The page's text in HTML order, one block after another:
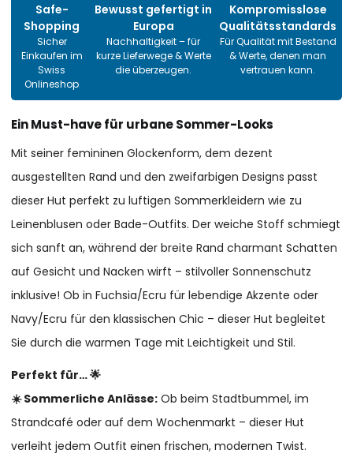
Safe-
Shopping
Sicher
Einkaufen im
Swiss
Onlineshop
Bewusst gefertigt in
Europa
Nachhaltigkeit – für
kurze Lieferwege & Werte
die überzeugen.
Kompromisslose
Qualitätsstandards
Für Qualität mit Bestand
& Werte, denen man
vertrauen kann.
Ein Must-have für urbane Sommer-Looks
Mit seiner femininen Glockenform, dem dezent
ausgestellten Rand und den zweifarbigen Designs passt
dieser Hut perfekt zu luftigen Sommerkleidern wie zu
Leinenblusen oder Bade-Outfits. Der weiche Stoff schmiegt
sich sanft an, während der breite Rand charmant Schatten
auf Gesicht und Nacken wirft – stilvoller Sonnenschutz
inklusive! Ob in Fuchsia/Ecru für lebendige Akzente oder
Navy/Ecru für den klassischen Chic – dieser Hut begleitet
Sie durch die warmen Tage mit Leichtigkeit und Stil.
Perfekt für… 🌟
☀️ Sommerliche Anlässe: Ob beim Stadtbummel, im
Strandcafé oder auf dem Wochenmarkt – dieser Hut
verleiht jedem Outfit einen frischen, modernen Twist.